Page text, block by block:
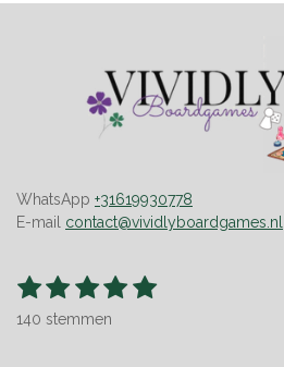
WhatsApp +31619930778
E-mail contact@vividlyboardgames.nl
R
1
s
2
s
3
s
4
s
5
S
140 stemmen